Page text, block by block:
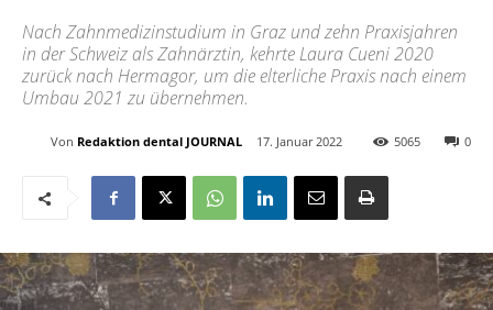
Nach Zahnmedizinstudium in Graz und zehn Praxisjahren
in der Schweiz als Zahnärztin, kehrte Laura Cueni 2020
zurück nach Hermagor, um die elterliche Praxis nach einem
Umbau 2021 zu übernehmen.
Von Redaktion dental JOURNAL 17. Januar 2022 0
5065